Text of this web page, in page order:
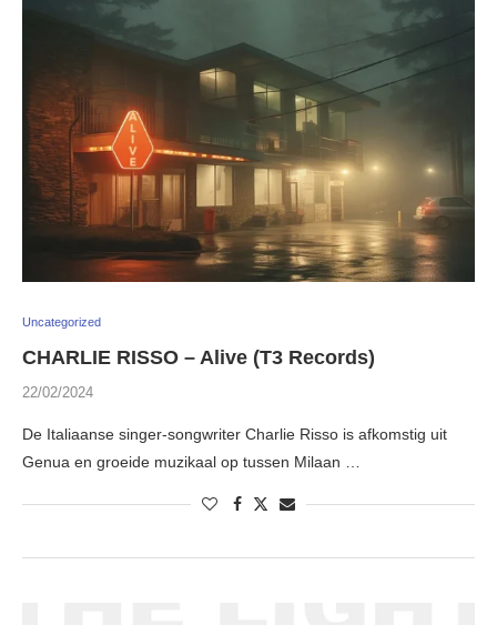
Uncategorized
CHARLIE RISSO – Alive (T3 Records)
22/02/2024
De Italiaanse singer-songwriter Charlie Risso is afkomstig uit
Genua en groeide muzikaal op tussen Milaan …